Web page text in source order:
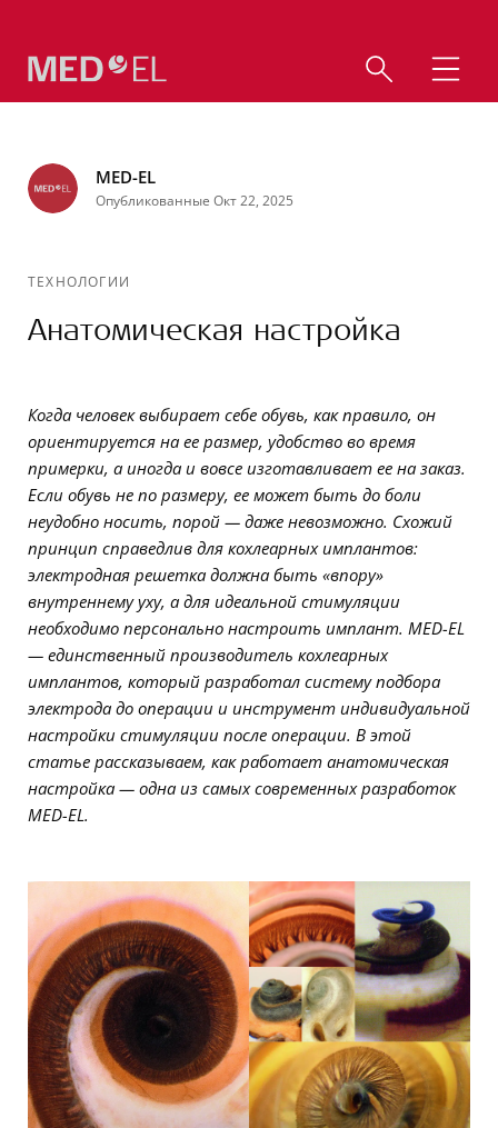
MED-EL
Опубликованные Окт 22, 2025
ТЕХНОЛОГИИ
Анатомическая настройка
Когда человек выбирает себе обувь, как правило, он
ориентируется на ее размер, удобство во время
примерки, а иногда и вовсе изготавливает ее на заказ.
Если обувь не по размеру, ее может быть до боли
неудобно носить, порой — даже невозможно. Схожий
принцип справедлив для кохлеарных имплантов:
электродная решетка должна быть «впору»
внутреннему уху, а для идеальной стимуляции
необходимо персонально настроить имплант. MED-EL
— единственный производитель кохлеарных
имплантов, который разработал систему подбора
электрода до операции и инструмент индивидуальной
настройки стимуляции после операции. В этой
статье рассказываем, как работает анатомическая
настройка — одна из самых современных разработок
MED-EL.